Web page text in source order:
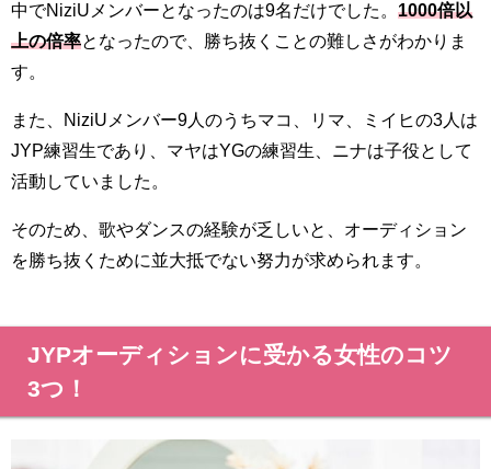
中でNiziUメンバーとなったのは9名だけでした。 1000倍以
上の倍率となったので、勝ち抜くことの難しさがわかりま
す。
また、NiziUメンバー9人のうちマコ、リマ、ミイヒの3人は
JYP練習生であり、マヤはYGの練習生、ニナは子役として
活動していました。
そのため、歌やダンスの経験が乏しいと、オーディション
を勝ち抜くために並大抵でない努力が求められます。
JYPオーディションに受かる女性のコツ
3つ！